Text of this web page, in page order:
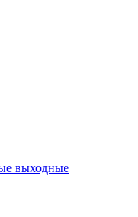
выходные